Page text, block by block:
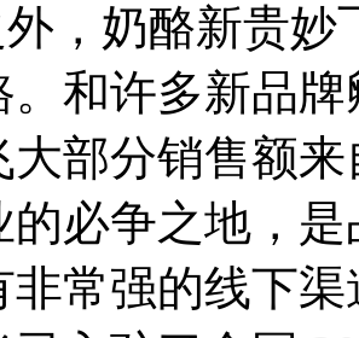
，奶酪新贵
。和许多新品
大部分销售额
的必争之地，
非常强的线下